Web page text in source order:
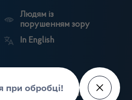
Людям із
порушенням зору
In English
Пошук